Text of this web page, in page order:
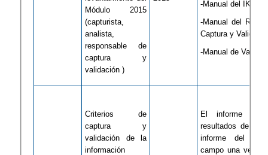
Módulo 2015
(capturista,
analista,
responsable de
captura y
validación )
-Manual del IKTAN
-Manual del
Captura y
-Manual de
Criterios de
captura y
validación de la
información
El informe
resultados de
informe del
campo una vez